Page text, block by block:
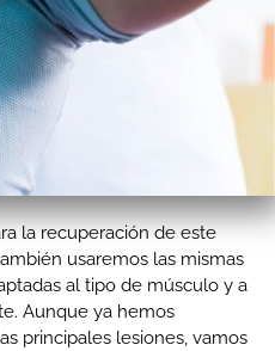
la recuperación de este
usaremos las mismas
al tipo de músculo y a
Aunque ya hemos
principales lesiones, vamos